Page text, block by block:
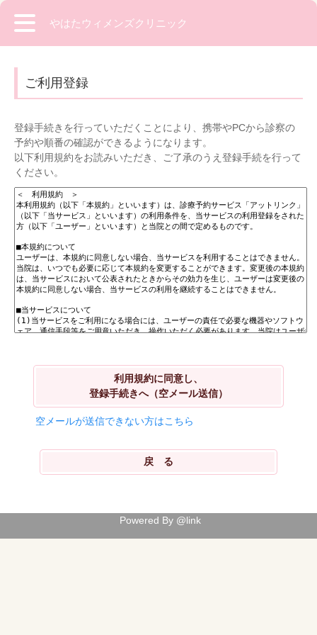
やはたウィメンズクリニック
ご利用登録
登録手続きを行っていただくことにより、携帯やPCから診察の
予約や順番の確認ができるようになります。
以下利用規約をお読みいただき、ご了承のうえ登録手続を行って
ください。
利用規約に同意し、
登録手続きへ（空メール送信）
空メールが送信できない方はこちら
Powered By @link